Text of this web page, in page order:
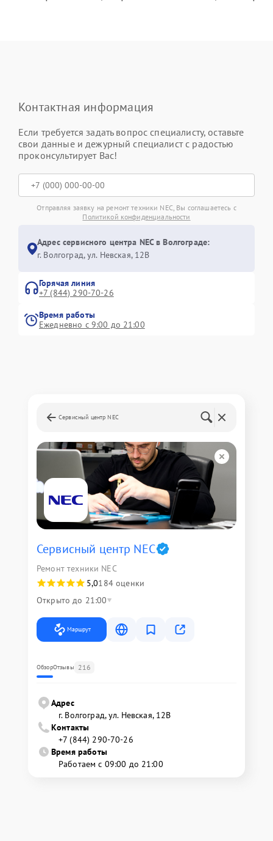
Контактная информация
Если требуется задать вопрос специалисту, оставьте
свои данные и дежурный специалист с радостью
проконсультирует Вас!
Отправляя заявку на ремонт техники NEC, Вы соглашаетесь с
Политикой конфиденциальности
Адрес сервисного центра NEC в Волгограде:
г. Волгоград, ул. Невская, 12В
Горячая линия
+7 (844) 290-70-26
Время работы
Ежедневно с 9:00 до 21:00
Сервисный центр NEC
Сервисный центр NEC
Ремонт техники NEC
5,0184 оценки
Открыто до 21:00
Маршрут
ОбзорОтзывы 216
Адрес
г. Волгоград, ул. Невская, 12В
Контакты
+7 (844) 290-70-26
Время работы
Работаем с 09:00 до 21:00